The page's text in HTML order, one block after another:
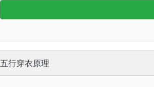
五行穿衣原理